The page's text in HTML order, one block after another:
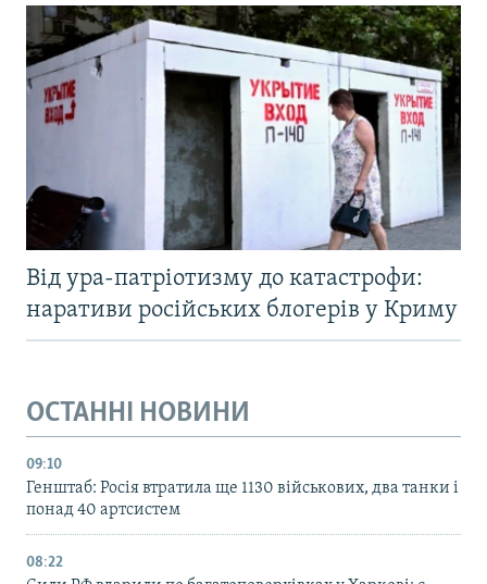
Від ура-патріотизму до катастрофи:
наративи російських блогерів у Криму
ОСТАННІ НОВИНИ
09:10
Генштаб: Росія втратила ще 1130 військових, два танки і
понад 40 артсистем
08:22